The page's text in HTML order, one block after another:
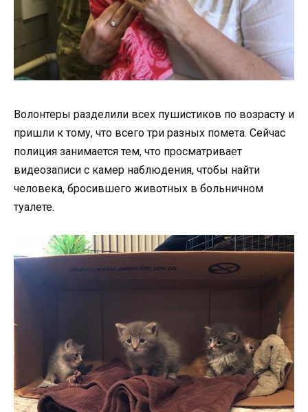
Волонтеры разделили всех пушистиков по возрасту и
пришли к тому, что всего три разных помета. Сейчас
полиция занимается тем, что просматривает
видеозаписи с камер наблюдения, чтобы найти
человека, бросившего животных в больничном
туалете.